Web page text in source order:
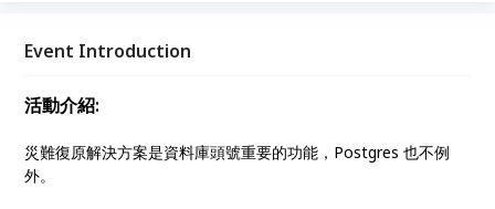
Event Introduction
活動介紹:
災難復原解決方案是資料庫頭號重要的功能，Postgres 也不例
外。